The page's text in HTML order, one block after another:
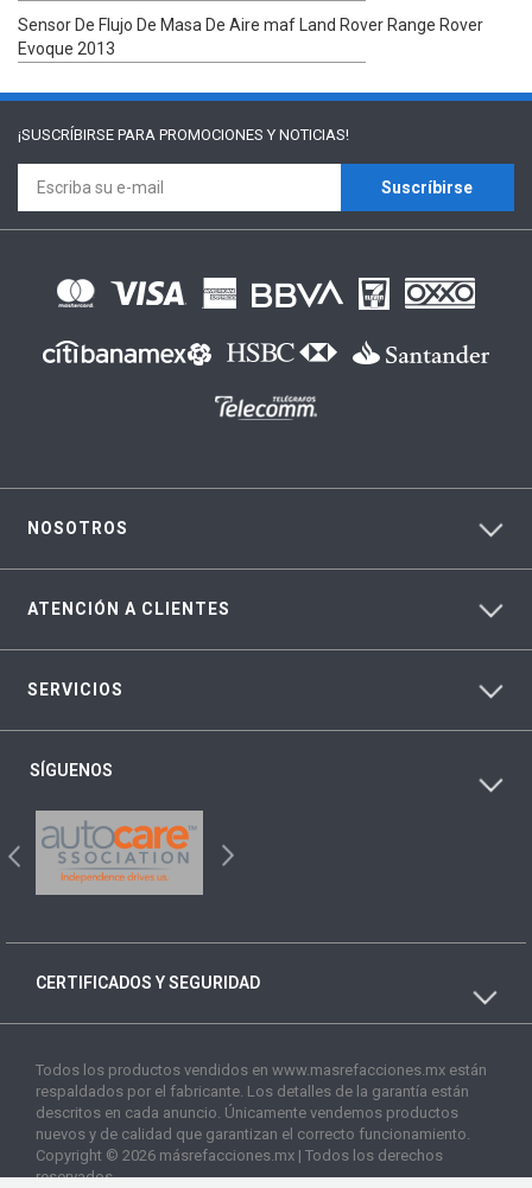
Sensor De Flujo De Masa De Aire maf Land Rover Range Rover
Evoque 2013
¡SUSCRÍBIRSE PARA PROMOCIONES Y NOTICIAS!
Suscríbirse
NOSOTROS
ATENCIÓN A CLIENTES
SERVICIOS
SÍGUENOS
CERTIFICADOS Y SEGURIDAD
Todos los productos vendidos en www.masrefacciones.mx están
respaldados por el fabricante. Los detalles de la garantía están
descritos en cada anuncio. Únicamente vendemos productos
nuevos y de calidad que garantizan el correcto funcionamiento.
Copyright © 2026 másrefacciones.mx | Todos los derechos
reservados